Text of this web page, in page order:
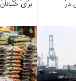
برای در